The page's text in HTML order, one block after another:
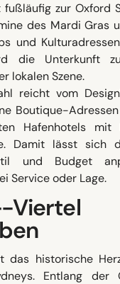
zur Oxford
des Mardi Gras
und
die Unterkunft
lokalen Szene.
reicht vom
Boutique-
Hafenhotels
Damit lässt sich
und Budget
Service oder Lage.
das historische
Entlang der